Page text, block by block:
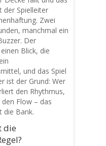
der Spielleiter
Zwei
manchmal ein
Der
Blick, die
und das Spiel
ist der Grund: Wer
den Rhythmus,
Flow – das
die Bank.
die